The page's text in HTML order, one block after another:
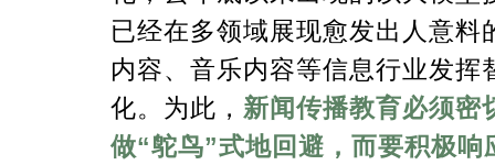
已经在多领域展现愈发出人意
内容、音乐内容等信息行业发
化。为此， 新闻传播教育必须密
做“鸵鸟”式地回避，而要积极